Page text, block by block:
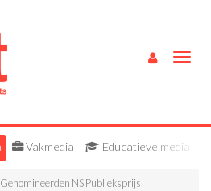
Vakmedia Educatieve media
Genomineerden NS Publieksprijs